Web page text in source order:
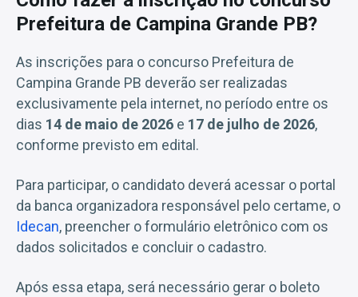
Prefeitura de Campina Grande PB?
As inscrições para o concurso Prefeitura de
Campina Grande PB deverão ser realizadas
exclusivamente pela internet, no período entre os
dias 14 de maio de 2026 e 17 de julho de 2026,
conforme previsto em edital.
Para participar, o candidato deverá acessar o portal
da banca organizadora responsável pelo certame, o
Idecan, preencher o formulário eletrônico com os
dados solicitados e concluir o cadastro.
Após essa etapa, será necessário gerar o boleto